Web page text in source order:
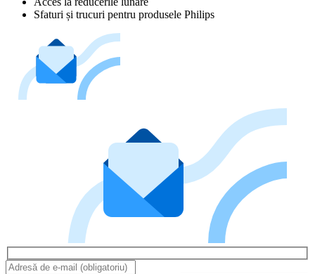
Sfaturi și trucuri pentru produsele Philips